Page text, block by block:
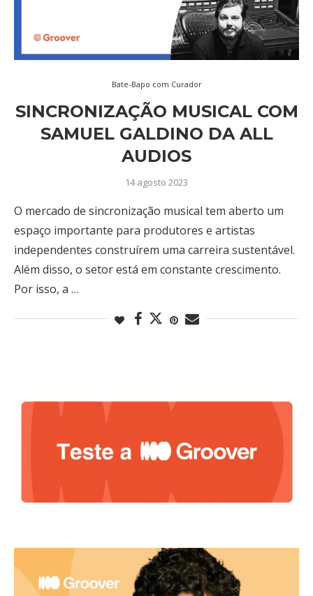
Bate-Bapo com Curador
SINCRONIZAÇÃO MUSICAL COM
SAMUEL GALDINO DA ALL
AUDIOS
14 agosto 2023
O mercado de sincronização musical tem aberto um
espaço importante para produtores e artistas
independentes construírem uma carreira sustentável.
Além disso, o setor está em constante crescimento.
Por isso, a …